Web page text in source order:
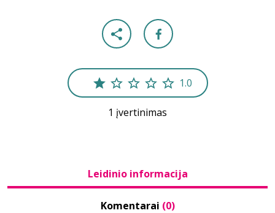
1.0
1 įvertinimas
Leidinio informacija
Komentarai (0)